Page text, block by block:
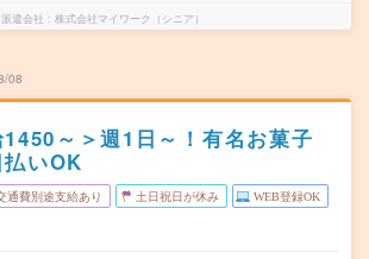
派遣会社 株式会社マイワーク（シニア）
08
1450～＞週1日～！有名お菓子
いOK
通費別途支給あり 土日祝日が休み WEB登録OK